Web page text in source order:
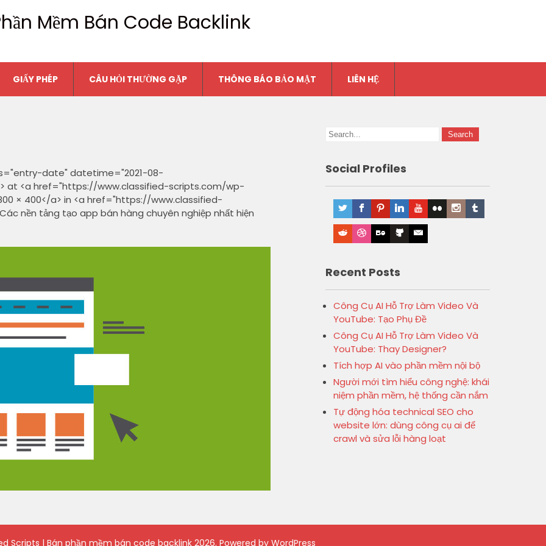
Mềm Bán Code Backlink
GIẤY PHÉP CÂU HỎI THƯỜNG GẶP THÔNG BÁO BẢO MẬT LIÊN HỆ
date" datetime="2021-08-
at <a href="https://www.classified-scripts.com/wp-
× 400</a> in <a href="https://www.classified-
nền tảng tạo app bán hàng chuyên nghiệp nhất hiện
Social Profiles
Recent Posts
Công Cụ AI Hỗ Trợ Làm Video Và
YouTube: Tạo Phụ Đề
Công Cụ AI Hỗ Trợ Làm Video Và
YouTube: Thay Designer?
Tích hợp AI vào phần mềm nội bộ
Người mới tìm hiểu công nghệ: khái
niệm phần mềm, hệ thống cần nắm
Tự động hóa technical SEO cho
website lớn: dùng công cụ ai để
crawl và sửa lỗi hàng loạt
Scripts | Bán phần mềm bán code backlink2026. Powered by WordPress